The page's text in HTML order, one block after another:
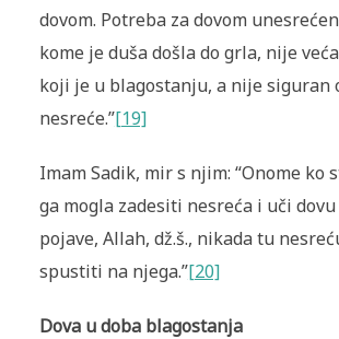
dovom. Potreba za dovom
kome je duša došla do grla, nije
koji je u blagostanju, a nije siguran
nesreće.”[19]
Imam Sadik, mir s njim: “Onome ko
ga mogla zadesiti nesreća i uči
pojave, Allah, dž.š., nikada tu
spustiti na njega.”[20]
Dova u doba blagostanja